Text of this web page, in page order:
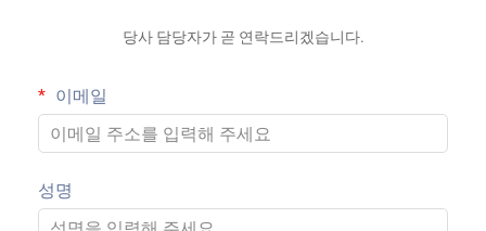
당사 담당자가 곧 연락드리겠습니다.
이메일
성명